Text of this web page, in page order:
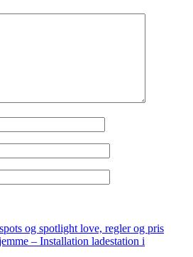
og spotlight love, regler og pris
– Installation ladestation i